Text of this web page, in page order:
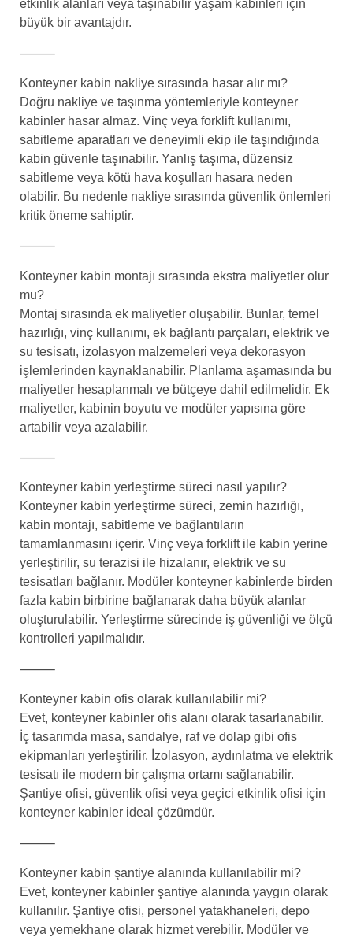
etkinlik alanları veya taşınabilir yaşam kabinleri için
büyük bir avantajdır.
⸻
Konteyner kabin nakliye sırasında hasar alır mı?
Doğru nakliye ve taşınma yöntemleriyle konteyner
kabinler hasar almaz. Vinç veya forklift kullanımı,
sabitleme aparatları ve deneyimli ekip ile taşındığında
kabin güvenle taşınabilir. Yanlış taşıma, düzensiz
sabitleme veya kötü hava koşulları hasara neden
olabilir. Bu nedenle nakliye sırasında güvenlik önlemleri
kritik öneme sahiptir.
⸻
Konteyner kabin montajı sırasında ekstra maliyetler olur
mu?
Montaj sırasında ek maliyetler oluşabilir. Bunlar, temel
hazırlığı, vinç kullanımı, ek bağlantı parçaları, elektrik ve
su tesisatı, izolasyon malzemeleri veya dekorasyon
işlemlerinden kaynaklanabilir. Planlama aşamasında bu
maliyetler hesaplanmalı ve bütçeye dahil edilmelidir. Ek
maliyetler, kabinin boyutu ve modüler yapısına göre
artabilir veya azalabilir.
⸻
Konteyner kabin yerleştirme süreci nasıl yapılır?
Konteyner kabin yerleştirme süreci, zemin hazırlığı,
kabin montajı, sabitleme ve bağlantıların
tamamlanmasını içerir. Vinç veya forklift ile kabin yerine
yerleştirilir, su terazisi ile hizalanır, elektrik ve su
tesisatları bağlanır. Modüler konteyner kabinlerde birden
fazla kabin birbirine bağlanarak daha büyük alanlar
oluşturulabilir. Yerleştirme sürecinde iş güvenliği ve ölçü
kontrolleri yapılmalıdır.
⸻
Konteyner kabin ofis olarak kullanılabilir mi?
Evet, konteyner kabinler ofis alanı olarak tasarlanabilir.
İç tasarımda masa, sandalye, raf ve dolap gibi ofis
ekipmanları yerleştirilir. İzolasyon, aydınlatma ve elektrik
tesisatı ile modern bir çalışma ortamı sağlanabilir.
Şantiye ofisi, güvenlik ofisi veya geçici etkinlik ofisi için
konteyner kabinler ideal çözümdür.
⸻
Konteyner kabin şantiye alanında kullanılabilir mi?
Evet, konteyner kabinler şantiye alanında yaygın olarak
kullanılır. Şantiye ofisi, personel yatakhaneleri, depo
veya yemekhane olarak hizmet verebilir. Modüler ve